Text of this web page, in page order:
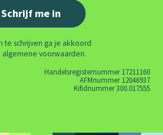
te schrijven ga je akkoord
voorwaarden.
Handelsregisternummer 17211160
AFMnummer 12046937
Kifidnummer 300.017555